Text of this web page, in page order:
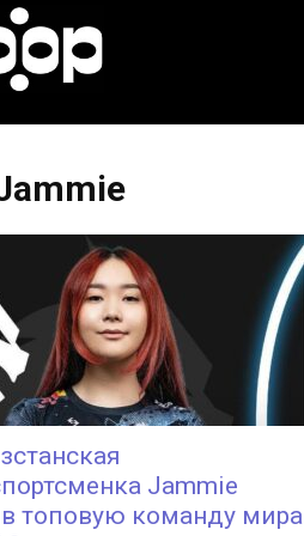
Новости
Кыргызстана
Jammie
топовую команду мира